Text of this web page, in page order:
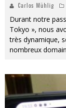
Carlos Mühlig
Durant notre
Tokyo », nous
très dynamique,
nombreux